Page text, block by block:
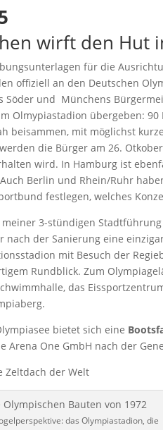
wirft den Hut
für die
offiziell an den Deutschen
Söder und Münchens
Olmypiastadion übergeben:
beisammen, mit möglichst
die Bürger am 26.
wird. In Hamburg ist
Berlin und Rhein/Ruhr
festlegen, welches
3-stündigen
nach der Sanierung eine
mit Besuch der
Rundblick. Zum
das
bietet sich eine
Arena One GmbH nach der
Zeltdach der Welt
das Olympiastadion, die